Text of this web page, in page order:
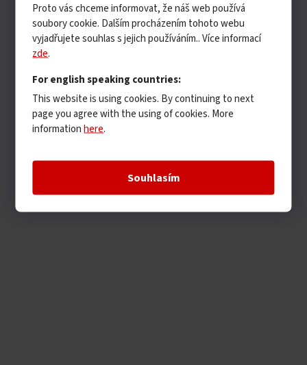
Proto vás chceme informovat, že náš web používá
soubory cookie. Dalším procházením tohoto webu
vyjadřujete souhlas s jejich používáním.. Více informací
zde.
For english speaking countries:
This website is using cookies. By continuing to next
page you agree with the using of cookies. More
informationhere.
Souhlasím